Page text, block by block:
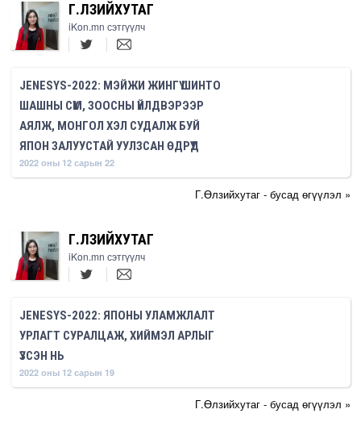
Г.ӨЛЗИЙХУТАГ
iKon.mn сэтгүүлч
JENESYS-2022: МЭЙЖИ ЖИНГҮ ШИНТО
ШАШНЫ СҮМ, ЗООСНЫ ҮЙЛДВЭРЭЭР
АЯЛЖ, МОНГОЛ ХЭЛ СУДАЛЖ БУЙ
ЯПОН ЗАЛУУСТАЙ УУЛЗСАН ӨДРҮҮД
2022 оны 12 сарын 22
Г.Өлзийхутаг - бусад өгүүлэл »
Г.ӨЛЗИЙХУТАГ
iKon.mn сэтгүүлч
JENESYS-2022: ЯПОНЫ УЛАМЖЛАЛТ
УРЛАГТ СУРАЛЦАЖ, ХИЙМЭЛ АРЛЫГ
ҮЗСЭН НЬ
2022 оны 12 сарын 19
Г.Өлзийхутаг - бусад өгүүлэл »